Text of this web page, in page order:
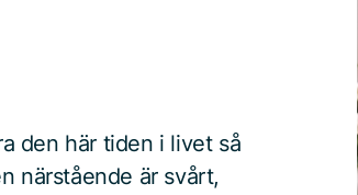
den här tiden i livet så
närstående är svårt,